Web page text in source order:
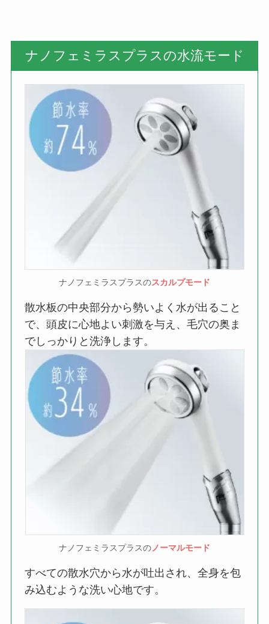
ナノフェミラスプラスの水流モード
ナノフェミラスプラスのスカルプモード
散水板の中央部分から勢いよく水が出ること
で、頭皮に心地よい刺激を与え、毛穴の奥ま
でしっかりと洗浄します。
ナノフェミラスプラスの ノーマルモード
すべての散水穴から水が吐出され、全身を包
み込むような洗い心地です。